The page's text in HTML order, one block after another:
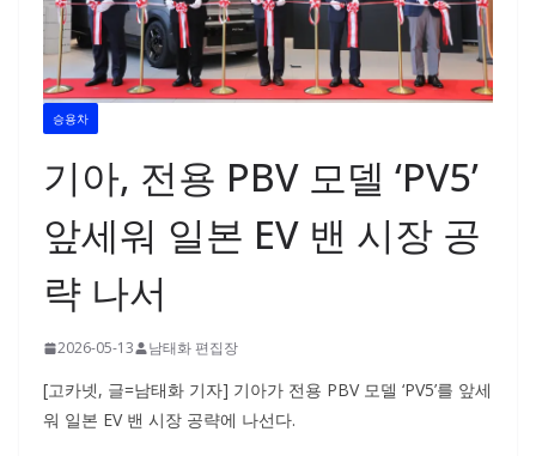
승용차
기아, 전용 PBV 모델 ‘PV5’
앞세워 일본 EV 밴 시장 공
략 나서
2026-05-13 남태화 편집장
[고카넷, 글=남태화 기자] 기아가 전용 PBV 모델 ‘PV5’를 앞세
워 일본 EV 밴 시장 공략에 나선다.